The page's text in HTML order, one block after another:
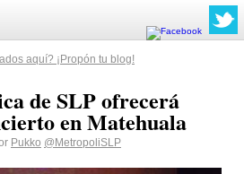
aquí? ¡Propón tu blog!
de SLP ofrecerá
en Matehuala
Pukko @MetropoliSLP